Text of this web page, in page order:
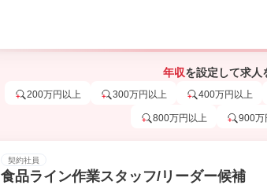
年収を設定して求人
200万円以上 300万円以上 400万円以上
800万円以上 900万
契約社員
食品ライン作業スタッフ/リーダー候補